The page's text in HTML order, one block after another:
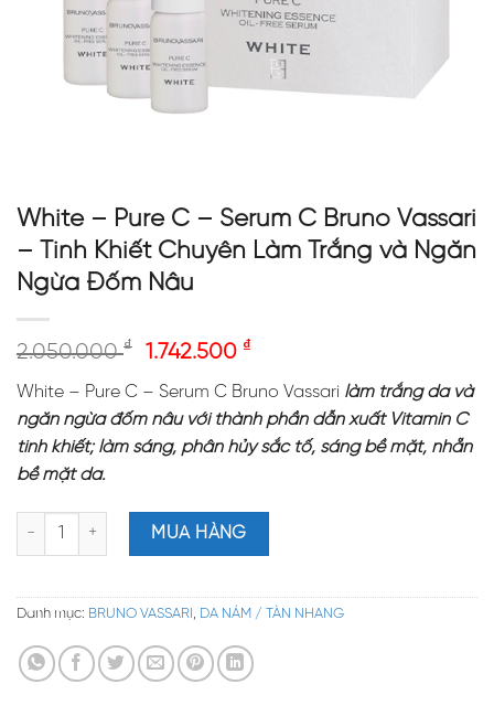
White – Pure C – Serum C Bruno Vassari
– Tinh Khiết Chuyên Làm Trắng và Ngăn
Ngừa Đốm Nâu
2.050.000₫ 1.742.500 ₫
White – Pure C – Serum C Bruno Vassari làm trắng da và
ngăn ngừa đốm nâu với thành phần dẫn xuất Vitamin C
tinh khiết; làm sáng, phân hủy sắc tố, sáng bề mặt, nhẵn
bề mặt da.
White – Pure C – Serum C Bruno Vassari - Tinh Khiết Chuyên
MUA HÀNG
Danh mục: BRUNO VASSARI , DA NÁM / TÀN NHANG